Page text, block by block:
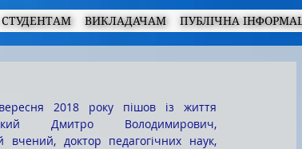
СТУДЕНТАМ ВИКЛАДАЧАМ ПУБЛІЧНА
Дмитро Володимирович,
вчений, доктор педагогічних наук,